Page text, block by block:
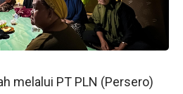
melalui PT PLN (Persero)